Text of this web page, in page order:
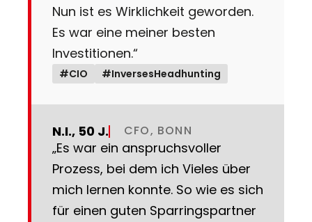
Nun ist es Wirklichkeit geworden.
Es war eine meiner besten
Investitionen.“
#CIO #InversesHeadhunting
N.I., 50 J. CFO, BONN
„Es war ein anspruchsvoller
Prozess, bei dem ich Vieles über
mich lernen konnte. So wie es sich
für einen guten Sparringspartner